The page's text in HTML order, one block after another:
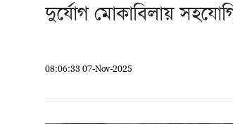
দুর্যোগ মোকাবিলায়
08:06:33 07-Nov-2025